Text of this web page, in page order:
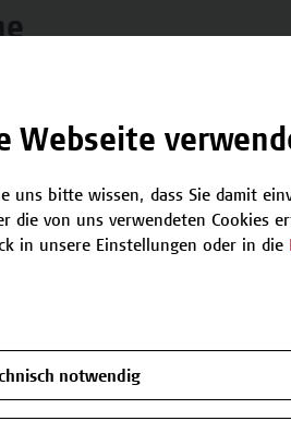
Fragen haben oder
Webseite
uns bitte wissen, dass Sie damit
die von uns verwendeten Cookies
in unsere Einstellungen oder in die
notwendig